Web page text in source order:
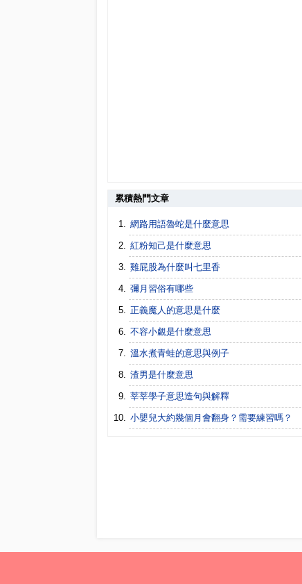
累積熱門文章
網路用語魯蛇是什麼意思
紅粉知己是什麼意思
雞屁股為什麼叫七里香
彌月習俗有哪些
正義魔人的意思是什麼
不容小覷是什麼意思
溫水煮青蛙的意思與例子
渣男是什麼意思
莘莘學子意思造句與解釋
小嬰兒大約幾個月會翻身？需要練習嗎？